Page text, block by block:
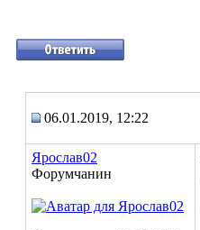
06.01.2019, 12:22
Ярослав02
Форумчанин